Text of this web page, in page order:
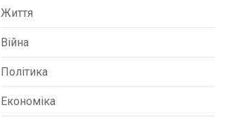
Життя
Війна
Політика
Економіка